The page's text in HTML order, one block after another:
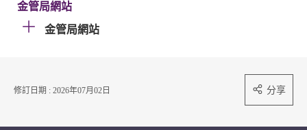
金管局網站
金管局網站
修訂日期 : 2026年07月02日 分享